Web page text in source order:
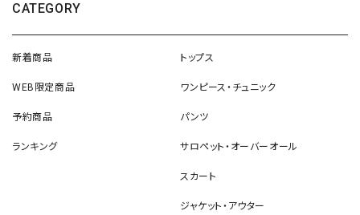
CATEGORY
新着商品
WEB限定商品
予約商品
ランキング
トップス
ワンピース・チュニック
パンツ
サロペット・オーバーオール
スカート
ジャケット・アウター